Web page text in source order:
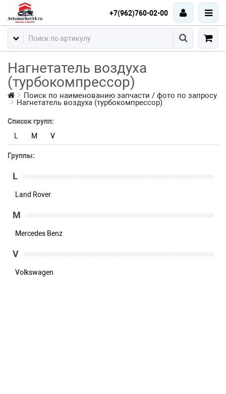
+7(962)760-02-00
Нагнетатель воздуха
(турбокомпрессор)
Поиск по наименованию запчасти / фото по запросу
Нагнетатель воздуха (турбокомпрессор)
Список групп:
M V
Группы:
L
Land Rover
M
Mercedes Benz
V
Volkswagen